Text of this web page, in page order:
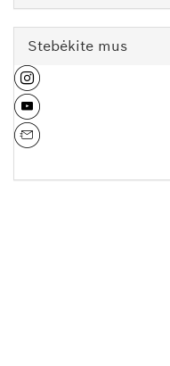
Stebėkite mus